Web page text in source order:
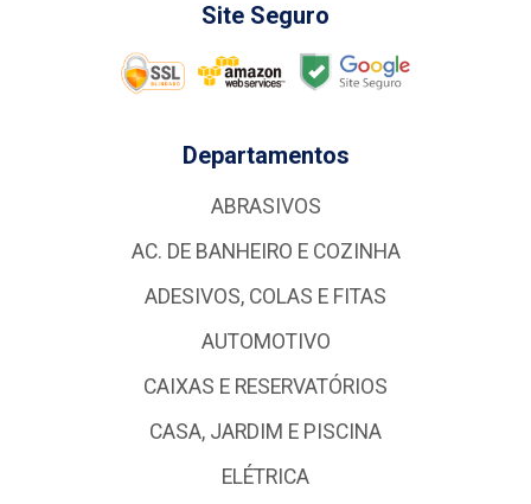
Site Seguro
Departamentos
ABRASIVOS
AC. DE BANHEIRO E COZINHA
ADESIVOS, COLAS E FITAS
AUTOMOTIVO
CAIXAS E RESERVATÓRIOS
CASA, JARDIM E PISCINA
ELÉTRICA